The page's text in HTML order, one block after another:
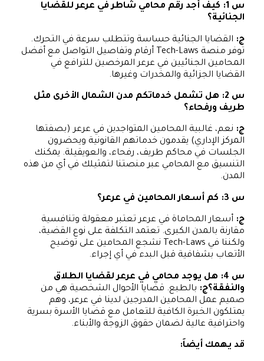
س 1: كيف أجد رقم محامي شاطر في عرعر للقضايا
الجنائية؟
ج: القضايا الجنائية حساسة وتتطلب سرعة في التحرك.
توفر منصة Tech-Laws أرقام وتفاصيل التواصل مع أفضل
المحامين الجنائيين في عرعر المرخصين للترافع في
القضايا الجزائية والمخدرات وغيرها.
س 2: هل تشمل خدماتكم مدن الشمال الأخرى مثل
طريف ورفحاء؟
ج: نعم، غالبية المحامين المتواجدين في عرعر (بصفتها
المركز الإداري) يقدمون خدماتهم القانونية ويحضرون
الجلسات في محاكم طريف، رفحاء، والعويقيلة. يمكنك
التنسيق مع المحامي عبر منصتنا لتمثيلك في أي من هذه
المدن.
س 3: كم أسعار المحامين في عرعر؟
ج: أسعار المحاماة في عرعر تعتبر معقولة وتنافسية
مقارنة بالمدن الكبرى. تعتمد التكلفة على نوع القضية،
ولكننا في Tech-Laws نشجع المحامين على توضيح
الأتعاب بشفافية قبل البدء في أي إجراء.
س 4: هل يوجد محامي في عرعر لقضايا الطلاق
والنفقة؟ج: بالطبع. قضايا الأحوال الشخصية هي من
صميم عمل المحامين المدرجين لدينا في عرعر، وهم
يمتلكون الخبرة الكافية للتعامل مع قضايا الأسرة بسرية
واحترافية عالية لضمان حقوق الزوجة والأبناء.
قد يهمك أيضاَ: